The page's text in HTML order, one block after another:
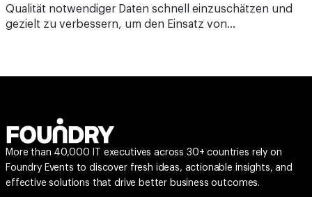
Qualität notwendiger Daten schnell einzuschätzen und
gezielt zu verbessern, um den Einsatz von…
More than 40,000 IT executives across 30+ countries rely on
Foundry Events to discover fresh ideas, actionable insights, and
effective solutions that drive better business outcomes.